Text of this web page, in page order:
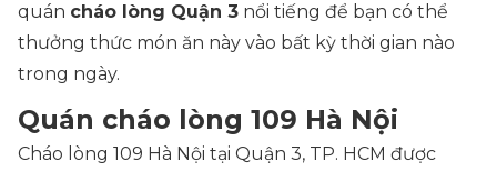
quán cháo lòng Quận 3 nổi tiếng để bạn có thể
thưởng thức món ăn này vào bất kỳ thời gian nào
trong ngày.
Quán cháo lòng 109 Hà Nội
Cháo lòng 109 Hà Nội tại Quận 3, TP. HCM được